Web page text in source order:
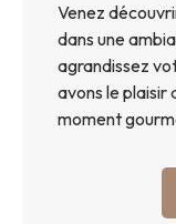
Venez
dans une
agrandissez
avons le plaisir
moment